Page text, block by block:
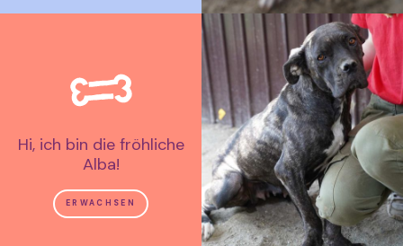
Hi, ich bin die fröhliche
Alba!
ERWACHSEN